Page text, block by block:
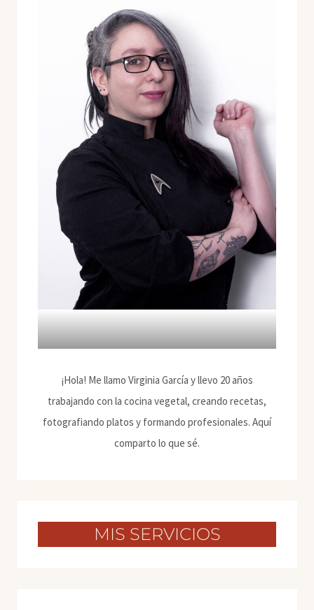
¡Hola! Me llamo Virginia García y llevo 20 años
trabajando con la cocina vegetal, creando recetas,
fotografiando platos y formando profesionales. Aquí
comparto lo que sé.
MIS SERVICIOS